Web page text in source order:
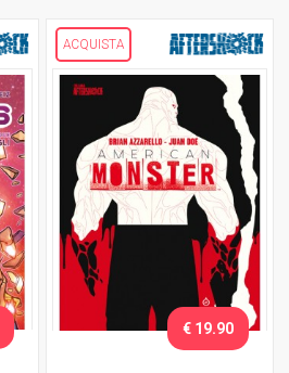
ACQUISTA
€ 19.90